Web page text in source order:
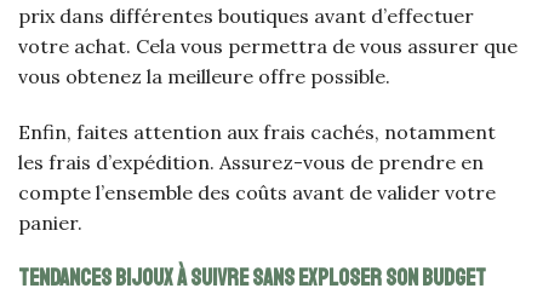
prix dans différentes boutiques avant d’effectuer
votre achat. Cela vous permettra de vous assurer que
vous obtenez la meilleure offre possible.
Enfin, faites attention aux frais cachés, notamment
les frais d’expédition. Assurez-vous de prendre en
compte l’ensemble des coûts avant de valider votre
panier.
Tendances bijoux à suivre sans exploser son budget